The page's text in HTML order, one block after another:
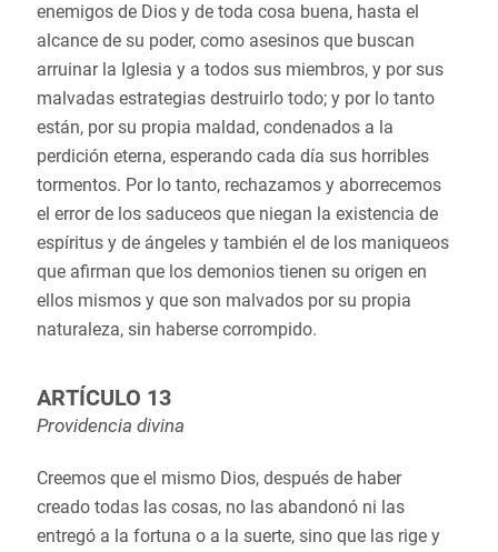
enemigos de Dios y de toda cosa buena, hasta el
alcance de su poder, como asesinos que buscan
arruinar la Iglesia y a todos sus miembros, y por sus
malvadas estrategias destruirlo todo; y por lo tanto
están, por su propia maldad, condenados a la
perdición eterna, esperando cada día sus horribles
tormentos. Por lo tanto, rechazamos y aborrecemos
el error de los saduceos que niegan la existencia de
espíritus y de ángeles y también el de los maniqueos
que afirman que los demonios tienen su origen en
ellos mismos y que son malvados por su propia
naturaleza, sin haberse corrompido.
ARTÍCULO 13
Providencia divina
Creemos que el mismo Dios, después de haber
creado todas las cosas, no las abandonó ni las
entregó a la fortuna o a la suerte, sino que las rige y